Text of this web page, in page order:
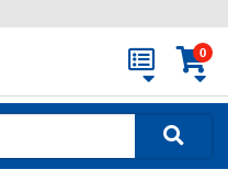
0